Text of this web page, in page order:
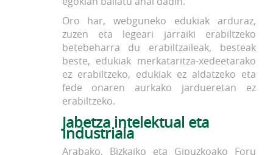
Oro har, webguneko edukiak arduraz,
zuzen eta legeari jarraiki erabiltzeko
betebeharra du erabiltzaileak, besteak
beste, edukiak merkataritza-xedeetarako
ez erabiltzeko, edukiak ez aldatzeko eta
fede onaren aurkako jardueretan ez
erabiltzeko.
Jabetza intelektual eta
industriala
Arabako, Bizkaiko eta Gipuzkoako Foru